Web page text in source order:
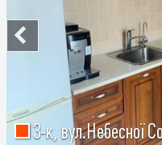
3-к, вул.Небесної